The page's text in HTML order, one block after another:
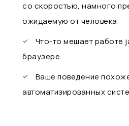
со скоростью, намного
ожидаемую от человека
Что-то мешает работе
браузере
Ваше поведение
автоматизированных